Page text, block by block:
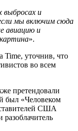
выбросах и
мы включим сюда
авиацию и
».
уточнив, что
во всем
претендовали
был «Человеком
США